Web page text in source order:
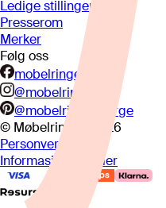
Ledige stillinger
Presserom
Merker
Følg oss
mobelringen.no
@mobelringen
@mobelringennorge
© Møbelringen
2026
Personvern
Informasjonskapsler